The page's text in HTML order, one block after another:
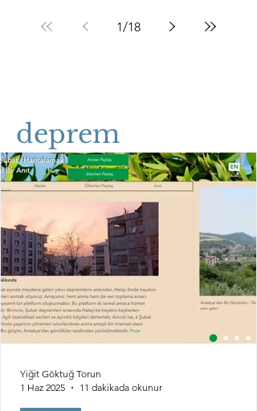
1/18
deprem
Yiğit Göktuğ Torun
1 Haz 2025
11 dakikada okunur